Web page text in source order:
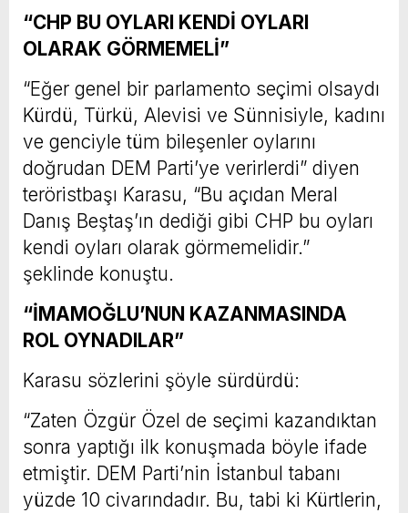
“CHP BU OYLARI KENDİ OYLARI
OLARAK GÖRMEMELİ”
“Eğer genel bir parlamento seçimi olsaydı
Kürdü, Türkü, Alevisi ve Sünnisiyle, kadını
ve genciyle tüm bileşenler oylarını
doğrudan DEM Parti’ye verirlerdi” diyen
teröristbaşı Karasu, “Bu açıdan Meral
Danış Beştaş’ın dediği gibi CHP bu oyları
kendi oyları olarak görmemelidir.”
şeklinde konuştu.
“İMAMOĞLU’NUN KAZANMASINDA
ROL OYNADILAR”
Karasu sözlerini şöyle sürdürdü:
“Zaten Özgür Özel de seçimi kazandıktan
sonra yaptığı ilk konuşmada böyle ifade
etmiştir. DEM Parti’nin İstanbul tabanı
yüzde 10 civarındadır. Bu, tabi ki Kürtlerin,